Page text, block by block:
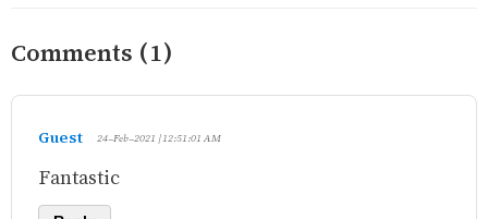
Comments (1)
Guest 24-Feb-2021 | 12:51:01 AM
Fantastic